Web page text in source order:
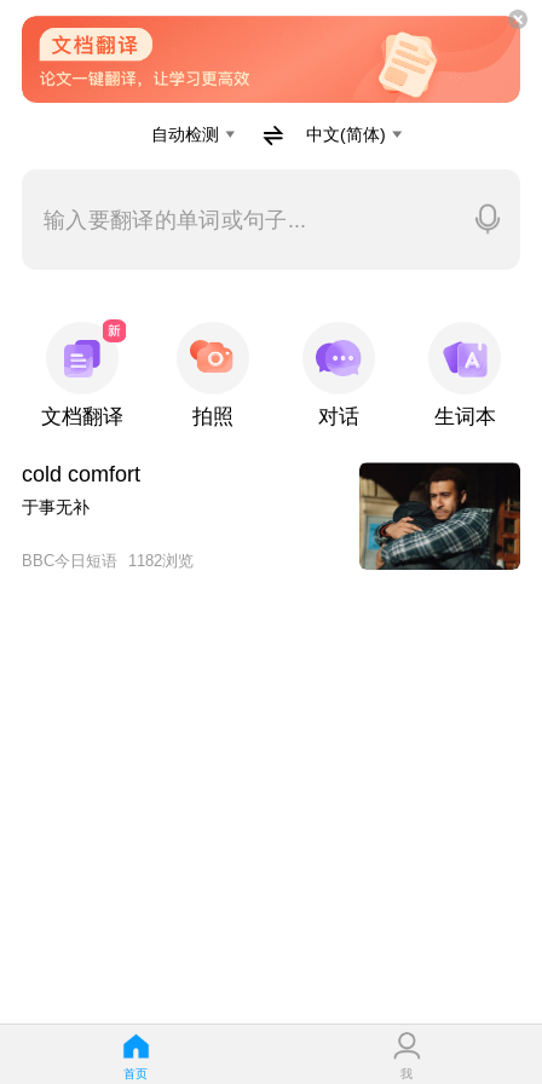
自动检测 中文(简体)
输入要翻译的单词或句子...
文档翻译 拍照 对话 生词本
cold comfort
于事无补
BBC今日短语 1182浏览
首页 我